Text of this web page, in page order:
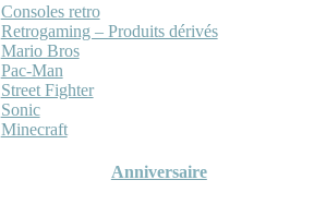
Consoles retro
Retrogaming – Produits dérivés
Mario Bros
Pac-Man
Street Fighter
Sonic
Minecraft
Anniversaire